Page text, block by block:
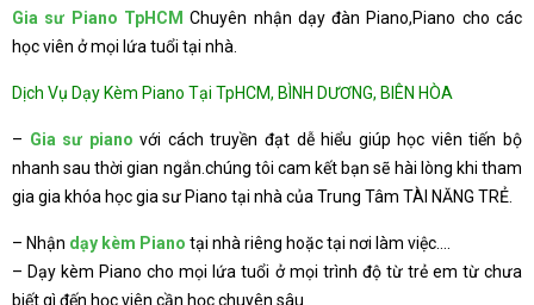
Gia sư Piano TpHCMChuyên nhận dạy đàn Piano,Piano cho các
học viên ở mọi lứa tuổi tại nhà.
Dịch Vụ Dạy Kèm Piano Tại TpHCM, BÌNH DƯƠNG, BIÊN HÒA
– Gia sư piano với cách truyền đạt dễ hiểu giúp học viên tiến bộ
nhanh sau thời gian ngắn.chúng tôi cam kết bạn sẽ hài lòng khi tham
gia gia khóa học gia sư Piano tại nhà của Trung Tâm TÀI NĂNG TRẺ.
– Nhận dạy kèm Piano tại nhà riêng hoặc tại nơi làm việc….
– Dạy kèm Piano cho mọi lứa tuổi ở mọi trình độ từ trẻ em từ chưa
biết gì đến học viên cần học chuyên sâu